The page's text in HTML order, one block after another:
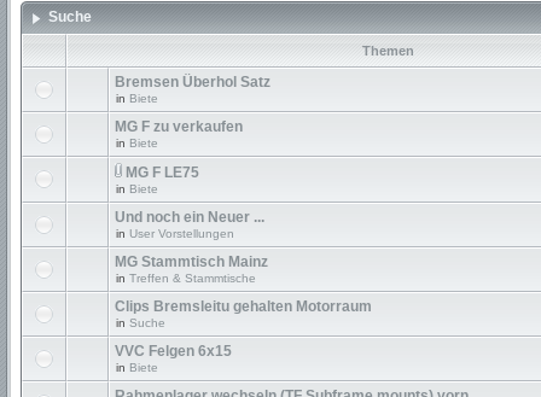
Suche
Themen
Bremsen Überhol Satz
in Biete
MG F zu verkaufen
in Biete
MG F LE75
in Biete
Und noch ein Neuer ...
in User Vorstellungen
MG Stammtisch Mainz
in Treffen & Stammtische
Clips Bremsleitu gehalten Motorraum
in Suche
VVC Felgen 6x15
in Biete